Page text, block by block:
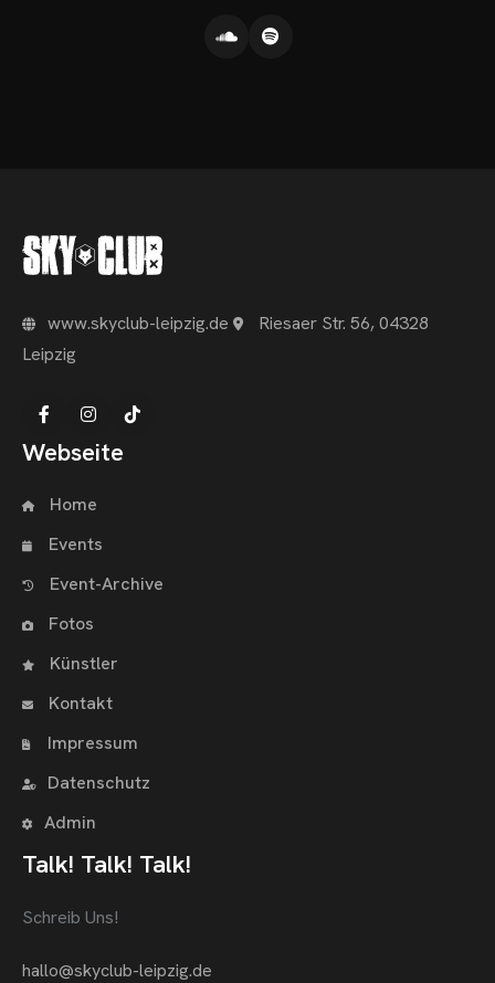
www.skyclub-leipzig.de
Riesaer Str. 56, 04328
Leipzig
Webseite
Home
Events
Event-Archive
Fotos
Künstler
Kontakt
Impressum
Datenschutz
Admin
Talk! Talk! Talk!
Schreib Uns!
hallo@skyclub-leipzig.de